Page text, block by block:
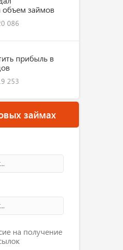
займов
086
прибыль в
253
займах
на получение